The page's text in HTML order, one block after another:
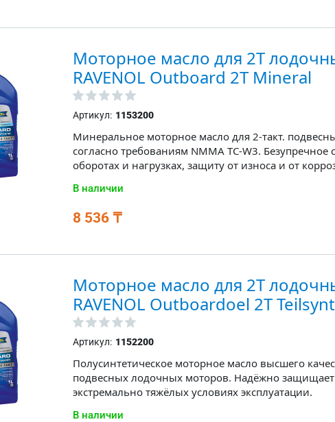
Моторное масло для 2Т
RAVENOL Outboard 2T Mineral
Артикул: 1153200
Минеральное моторное масло для 2-такт.
согласно требованиям NMMA TC-W3.
оборотах и нагрузках, защиту от износа и от
В наличии
8 536 ₸
Моторное масло для 2Т
RAVENOL Outboardoel 2T
Артикул: 1152200
Полусинтетическое моторное масло высшего
подвесных лодочных моторов. Надёжно защищает
экстремально тяжёлых условиях эксплуатации.
В наличии